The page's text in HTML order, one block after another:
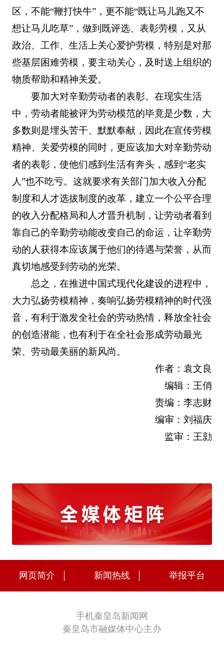
区，不能“鞭打快牛”，更不能“既让马儿跑又不
想让马儿吃草”，做到既评选、表彰劳模，又从
政治、工作、生活上关心爱护劳模，特别是对那
些基层困难劳模，要主动关心，及时送上组织的
物质帮助和精神关爱。
要加大对辛勤劳动者的表彰。在现实生活
中，劳动者能被评为劳动模范的毕竟是少数，大
多数则是埋头苦干、默默奉献，因此在宣传劳模
精神、关爱劳模的同时，更应该加大对辛勤劳动
者的表彰，使他们感到生活有奔头，感到“老实
人”也不吃亏。这就要求有关部门加大收入分配
制度和人才选拔制度的改革，建立一个公平合理
的收入分配格局和人才晋升机制，让劳动者看到
靠自己的辛勤劳动能改变自己的命运，让辛勤劳
动的人获得本应该属于他们的待遇与荣誉，从而
真切地感受到劳动的光荣。
总之，在推进中国式现代化建设的进程中，
大力弘扬劳模精神，奏响弘扬劳模精神的时代强
音，有利于激发全社会的劳动热情，释放全社会
的创造潜能，也有利于在全社会形成劳动最光
荣、劳动最美丽的新风尚。
作者：袁文良
编辑：王俏
责编：李志财
编审：刘福庆
监审：王勍
网页简介 新闻热线 举报平台
手机秦皇岛新闻网
秦皇岛市融媒体中心主办